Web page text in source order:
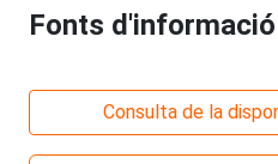
Fonts
Consulta de la